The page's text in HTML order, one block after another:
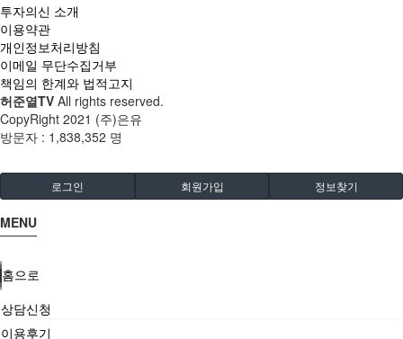
투자의신 소개
이용약관
개인정보처리방침
이메일 무단수집거부
책임의 한계와 법적고지
허준열TV All rights reserved.
CopyRight 2021 (주)은유
방문자 : 1,838,352 명
로그인 회원가입 정보찾기
MENU
홈으로
상담신청
이용후기